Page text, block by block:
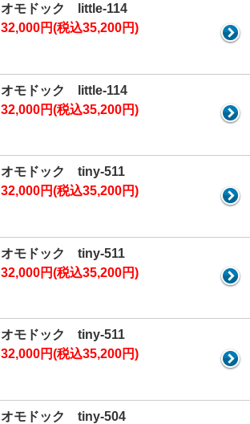
オモドック little-114
32,000円(税込35,200円)
オモドック little-114
32,000円(税込35,200円)
オモドック tiny-511
32,000円(税込35,200円)
オモドック tiny-511
32,000円(税込35,200円)
オモドック tiny-511
32,000円(税込35,200円)
オモドック tiny-504